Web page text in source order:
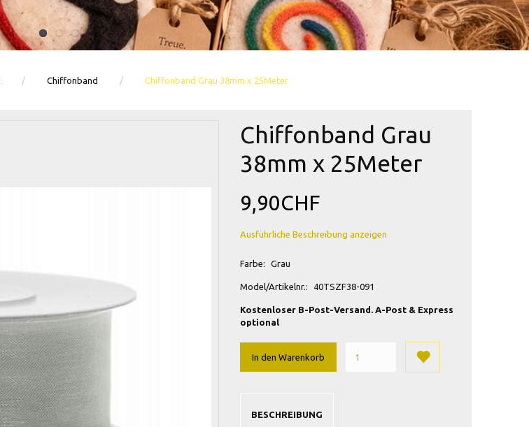
Chiffonband Chiffonband Grau 38mm x 25Meter
Chiffonband Grau
38mm x 25Meter
9,90CHF
Ausführliche Beschreibung anzeigen
Farbe: Grau
Model/Artikelnr.: 40TSZF38-091
Kostenloser B-Post-Versand. A-Post & Express
optional
In den Warenkorb
BESCHREIBUNG